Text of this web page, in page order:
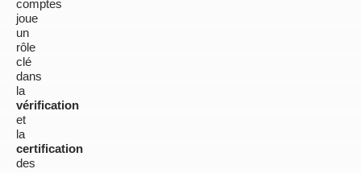
comptes
joue
un
rôle
clé
dans
la
vérification
et
la
certification
des